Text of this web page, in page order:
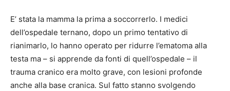
E’ stata la mamma la prima a soccorrerlo. I medici
dell’ospedale ternano, dopo un primo tentativo di
rianimarlo, lo hanno operato per ridurre l’ematoma alla
testa ma – si apprende da fonti di quell’ospedale – il
trauma cranico era molto grave, con lesioni profonde
anche alla base cranica. Sul fatto stanno svolgendo